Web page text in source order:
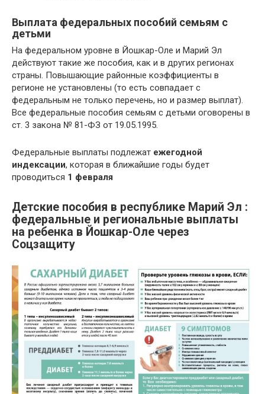
Выплата федеральных пособий семьям с
детьми
На федеральном уровне в Йошкар-Оле и Марий Эл
действуют такие же пособия, как и в других регионах
страны. Повышающие районные коэффициенты в
регионе не установлены (то есть совпадает с
федеральным не только перечень, но и размер выплат).
Все федеральные пособия семьям с детьми оговорены в
ст. 3 закона № 81-ФЗ от 19.05.1995.
Федеральные выплаты подлежат ежегодной
индексации, которая в ближайшие годы будет
проводиться 1 февраля
Детские пособия в республике Марий Эл :
федеральные и региональные выплаты
на ребенка в Йошкар-Оле через
Соцзащиту